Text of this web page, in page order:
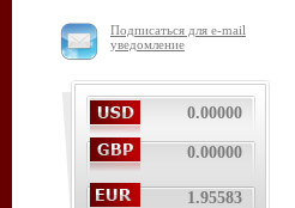
Подписаться для e-mail
уведомление
0.00000
0.00000
1.95583